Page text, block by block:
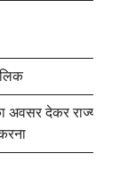
अवसर देकर राज्य